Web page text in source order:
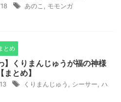
あのこ モモンガ
とめ
】くりまんじゅうが福の神様
とめ】
くりまんじゅう シーサー ハ